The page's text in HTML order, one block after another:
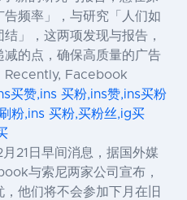
频率」，与研究「人们如
」，这两项发现与报告，
减的点，确保高质量的广告
Recently, Facebook
买赞,ins 买粉,ins赞,ins买粉
粉,ins 买粉,买粉丝,ig买
21日早间消息，据国外媒
与索尼两家公司宣布，
他们将不会参加下月在旧